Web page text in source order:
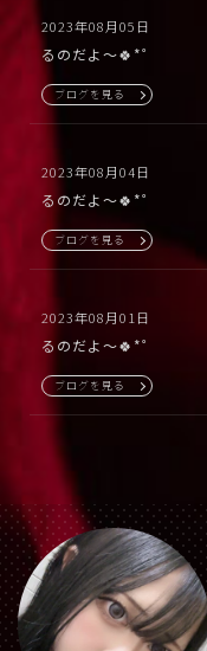
2023年08月05日
るのだよ〜🍀*゜
ブログを見る
2023年08月04日
るのだよ〜🍀*゜
ブログを見る
2023年08月01日
るのだよ〜🍀*゜
ブログを見る